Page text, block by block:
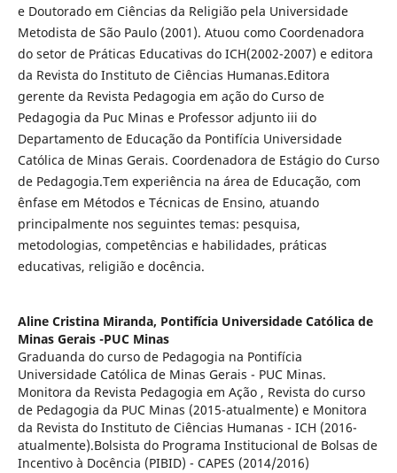
e Doutorado em Ciências da Religião pela Universidade
Metodista de São Paulo (2001). Atuou como Coordenadora
do setor de Práticas Educativas do ICH(2002-2007) e editora
da Revista do Instituto de Ciências Humanas.Editora
gerente da Revista Pedagogia em ação do Curso de
Pedagogia da Puc Minas e Professor adjunto iii do
Departamento de Educação da Pontifícia Universidade
Católica de Minas Gerais. Coordenadora de Estágio do Curso
de Pedagogia.Tem experiência na área de Educação, com
ênfase em Métodos e Técnicas de Ensino, atuando
principalmente nos seguintes temas: pesquisa,
metodologias, competências e habilidades, práticas
educativas, religião e docência.
Aline Cristina Miranda, Pontifícia Universidade Católica de
Minas Gerais -PUC Minas
Graduanda do curso de Pedagogia na Pontifícia
Universidade Católica de Minas Gerais - PUC Minas.
Monitora da Revista Pedagogia em Ação , Revista do curso
de Pedagogia da PUC Minas (2015-atualmente) e Monitora
da Revista do Instituto de Ciências Humanas - ICH (2016-
atualmente).Bolsista do Programa Institucional de Bolsas de
Incentivo à Docência (PIBID) - CAPES (2014/2016)